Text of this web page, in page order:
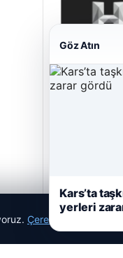
Çerez Politikamız
Göz Atın
Kars’ta
yerleri